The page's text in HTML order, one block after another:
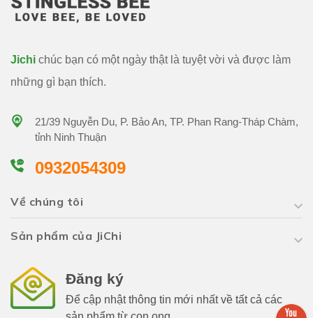
Jichi chúc bạn có một ngày thật là tuyệt vời và được làm
những gì bạn thích.
21/39 Nguyễn Du, P. Bảo An, TP. Phan Rang-Tháp Chàm,
tỉnh Ninh Thuận
0932054309
Về chúng tôi
Sản phẩm của JiChi
Đăng ký
Để cập nhật thông tin mới nhất về tất cả các